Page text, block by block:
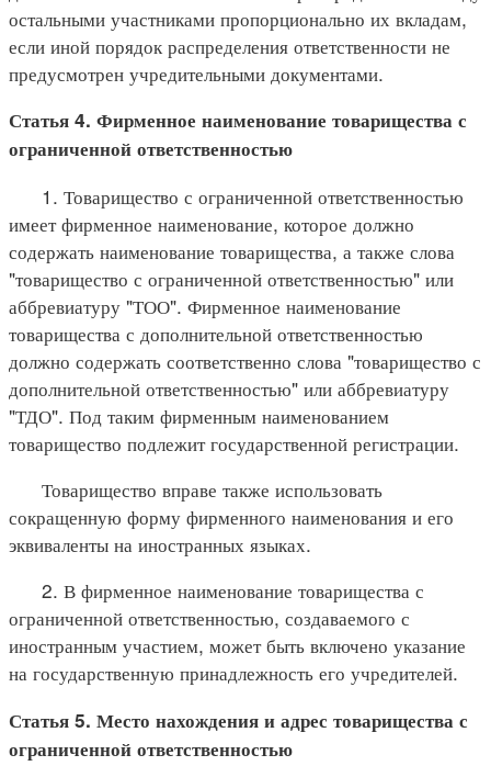
остальными участниками пропорционально их вкладам,
если иной порядок распределения ответственности не
предусмотрен учредительными документами.
Статья 4. Фирменное наименование товарищества с
ограниченной ответственностью
1. Товарищество с ограниченной ответственностью
имеет фирменное наименование, которое должно
содержать наименование товарищества, а также слова
"товарищество с ограниченной ответственностью" или
аббревиатуру "ТОО". Фирменное наименование
товарищества с дополнительной ответственностью
должно содержать соответственно слова "товарищество с
дополнительной ответственностью" или аббревиатуру
"ТДО". Под таким фирменным наименованием
товарищество подлежит государственной регистрации.
Товарищество вправе также использовать
сокращенную форму фирменного наименования и его
эквиваленты на иностранных языках.
2. В фирменное наименование товарищества с
ограниченной ответственностью, создаваемого с
иностранным участием, может быть включено указание
на государственную принадлежность его учредителей.
Статья 5. Место нахождения и адрес товарищества с
ограниченной ответственностью